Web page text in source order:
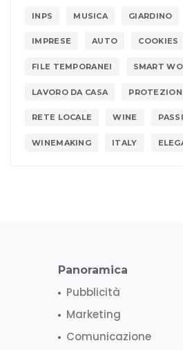
INPS MUSICA GIARDINO
IMPRESE AUTO COOKIES
FILE TEMPORANEI SMART
LAVORO DA CASA
RETE LOCALE WINE
WINEMAKING ITALY
Panoramica
Pubblicità
Marketing
Comunicazione